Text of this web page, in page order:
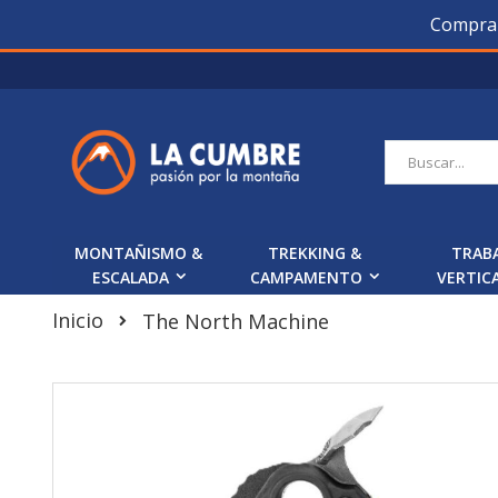
a
Buscar
MONTAÑISMO &
ESCALADA
TREKKING &
CAMPAMENTO
Inicio The North Machine